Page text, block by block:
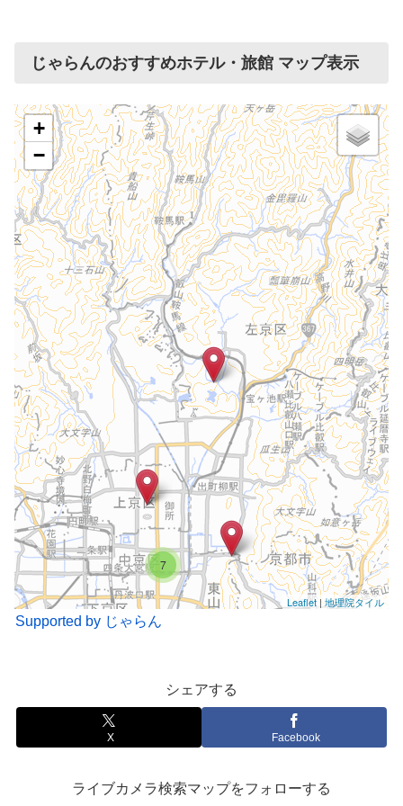
じゃらんのおすすめホテル・旅館 マップ表示
7
+
−
Leaflet |地理院タイル
Supported by じゃらん
シェアする
X Facebook
ライブカメラ検索マップをフォローする